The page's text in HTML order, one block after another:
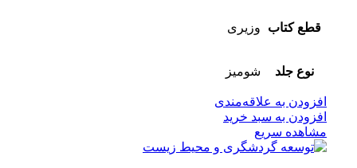
قطع کتاب وزیری
نوع جلد شومیز
افزودن به علاقه‌مندی
افزودن به سبد خرید
مشاهده سریع